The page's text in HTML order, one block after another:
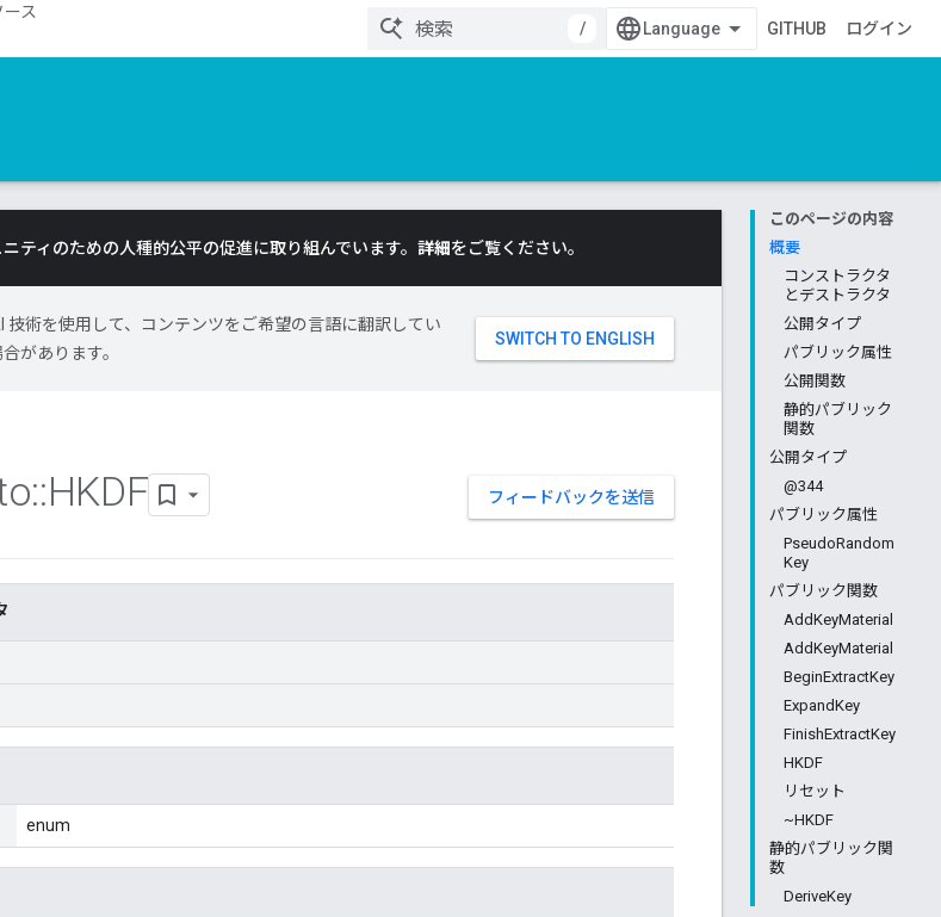
ース
/
GITHUB ログイン
このページの内容
概要
コンストラクタ
とデストラクタ
公開タイプ
パブリック属性
公開関数
静的パブリック
関数
公開タイプ
@344
パブリック属性
PseudoRandom
Key
パブリック関数
AddKeyMaterial
AddKeyMaterial
BeginExtractKey
ExpandKey
FinishExtractKey
HKDF
リセット
~HKDF
静的パブリック関
数
DeriveKey
ティのための人種的公平の促進に取り組んでいます。 詳細をご覧ください。
技術を使用して、コンテンツをご希望の言語に翻訳してい
があります。
フィードバックを送信
::HKDF
enum